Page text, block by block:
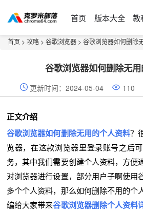
首页 版本大全 教
首页 > 攻略 > 谷歌浏览器 > 谷歌浏览器如何删除
谷歌浏览器如何删除无
更新时间：2024-05-04 110
正文介绍
谷歌浏览器如何删除无用的个人资料？
览器，在这款浏览器里登录账号之后
务，其中我们需要创建个人资料，方便
对浏览器进行设置，部分用户子啊使用
多个个人资料，那么如何删除不用的个
编给大家带来谷歌浏览器删除个人资料